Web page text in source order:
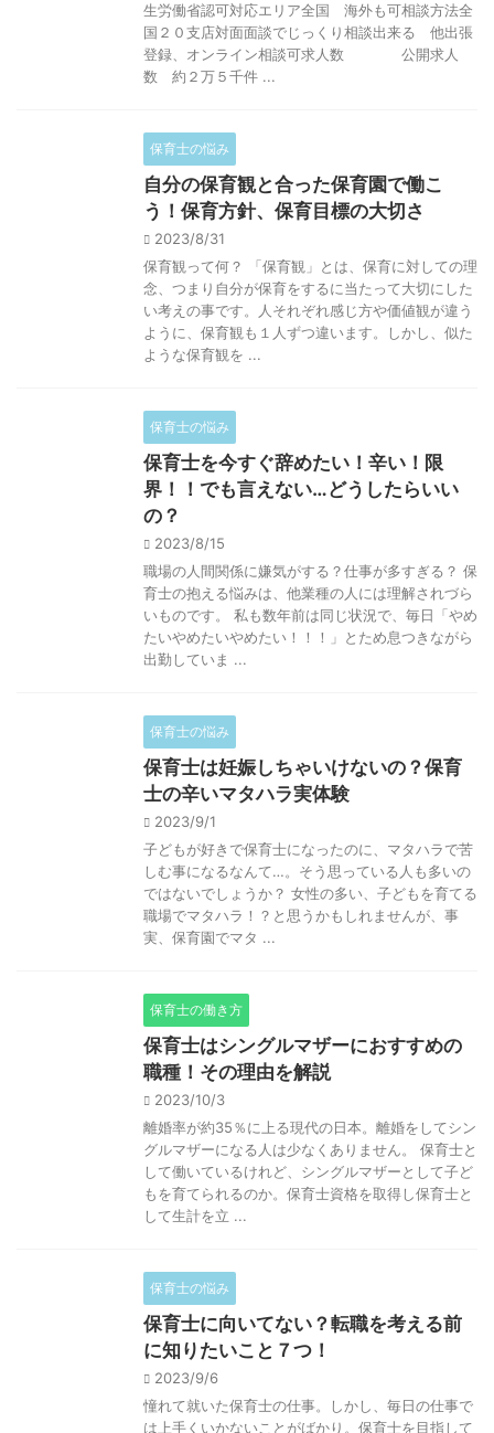
生労働省認可対応エリア全国 海外も可相談方法全
国２０支店対面面談でじっくり相談出来る 他出張
登録、オンライン相談可求人数 公開求人
数 約２万５千件 ...
保育士の悩み
自分の保育観と合った保育園で働こ
う！保育方針、保育目標の大切さ
2023/8/31
保育観って何？ 「保育観」とは、保育に対しての理
念、つまり自分が保育をするに当たって大切にした
い考えの事です。人それぞれ感じ方や価値観が違う
ように、保育観も１人ずつ違います。しかし、似た
ような保育観を ...
保育士の悩み
保育士を今すぐ辞めたい！辛い！限
界！！でも言えない…どうしたらいい
の？
2023/8/15
職場の人間関係に嫌気がする？仕事が多すぎる？ 保
育士の抱える悩みは、他業種の人には理解されづら
いものです。 私も数年前は同じ状況で、毎日「やめ
たいやめたいやめたい！！！」とため息つきながら
出勤していま ...
保育士の悩み
保育士は妊娠しちゃいけないの？保育
士の辛いマタハラ実体験
2023/9/1
子どもが好きで保育士になったのに、マタハラで苦
しむ事になるなんて…。そう思っている人も多いの
ではないでしょうか？ 女性の多い、子どもを育てる
職場でマタハラ！？と思うかもしれませんが、事
実、保育園でマタ ...
保育士の働き方
保育士はシングルマザーにおすすめの
職種！その理由を解説
2023/10/3
離婚率が約35％に上る現代の日本。離婚をしてシン
グルマザーになる人は少なくありません。 保育士と
して働いているけれど、シングルマザーとして子ど
もを育てられるのか。保育士資格を取得し保育士と
して生計を立 ...
保育士の悩み
保育士に向いてない？転職を考える前
に知りたいこと７つ！
2023/9/6
憧れて就いた保育士の仕事。しかし、毎日の仕事で
は上手くいかないことがばかり。保育士を目指して